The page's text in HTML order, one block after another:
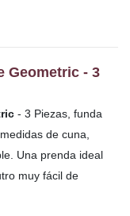
Geometric - 3
- 3 Piezas, funda
de cuna,
Una prenda ideal
muy fácil de